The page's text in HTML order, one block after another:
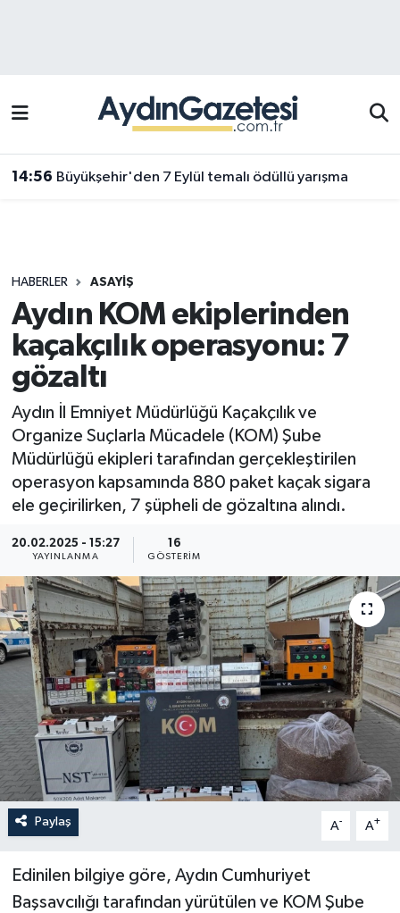
14:56 Büyükşehir'den 7 Eylül temalı ödüllü yarışma
HABERLER ASAYIŞ
Aydın KOM ekiplerinden
kaçakçılık operasyonu: 7
gözaltı
Aydın İl Emniyet Müdürlüğü Kaçakçılık ve
Organize Suçlarla Mücadele (KOM) Şube
Müdürlüğü ekipleri tarafından gerçekleştirilen
operasyon kapsamında 880 paket kaçak sigara
ele geçirilirken, 7 şüpheli de gözaltına alındı.
20.02.2025 - 15:27
YAYINLANMA
16
GÖSTERIM
Paylaş A- A+
Edinilen bilgiye göre, Aydın Cumhuriyet
Başsavcılığı tarafından yürütülen ve KOM Şube
Efeler Trafik Yoğunluk Haritası
Süper Lig Puan Durumu ve Fikstür